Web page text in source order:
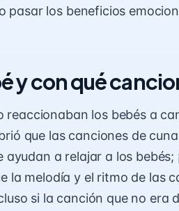
pasar los beneficios
y con qué
los bebés a
que las canciones de
a relajar a los bebés;
la melodía y el ritmo de las
si la canción que no era